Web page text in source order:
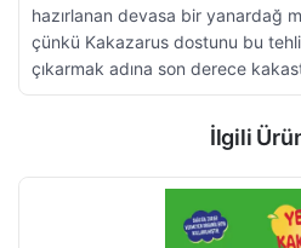
hazırlanan devasa bir yanardağ
çünkü Kakazarus dostunu bu
çıkarmak adına son derece
İlgili